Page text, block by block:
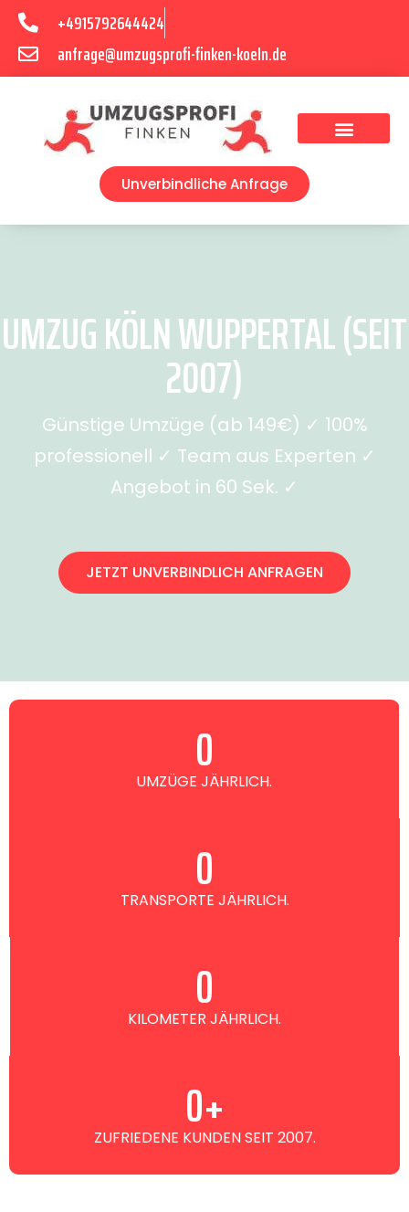
+4915792644424
anfrage@umzugsprofi-finken-koeln.de
Unverbindliche Anfrage
UMZUG KÖLN WUPPERTAL (SEIT
2007)
Günstige Umzüge (ab 149€) ✓ 100%
professionell ✓ Team aus Experten ✓
Angebot in 60 Sek. ✓
JETZT UNVERBINDLICH ANFRAGEN
UMZÜGE JÄHRLICH.
0
TRANSPORTE JÄHRLICH.
0
KILOMETER JÄHRLICH.
0
ZUFRIEDENE KUNDEN SEIT 2007.
0+